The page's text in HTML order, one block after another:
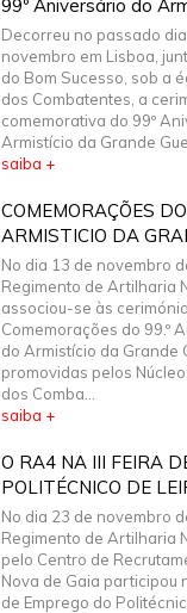
99º Aniversário do
Decorreu no passado
novembro em Lisboa,
do Bom Sucesso, sob a
dos Combatentes, a
comemorativa do 99º
Armistício da Grande
saiba +
COMEMORAÇÕES
ARMISTICIO DA
No dia 13 de novembro
Regimento de Artilharia
associou-se às
Comemorações do 99.º
do Armistício da Grande
promovidas pelos
dos Comba...
saiba +
O RA4 NA III FEIRA
POLITÉCNICO DE
No dia 23 de novembro
Regimento de Artilharia
pelo Centro de
Nova de Gaia participou
de Emprego do